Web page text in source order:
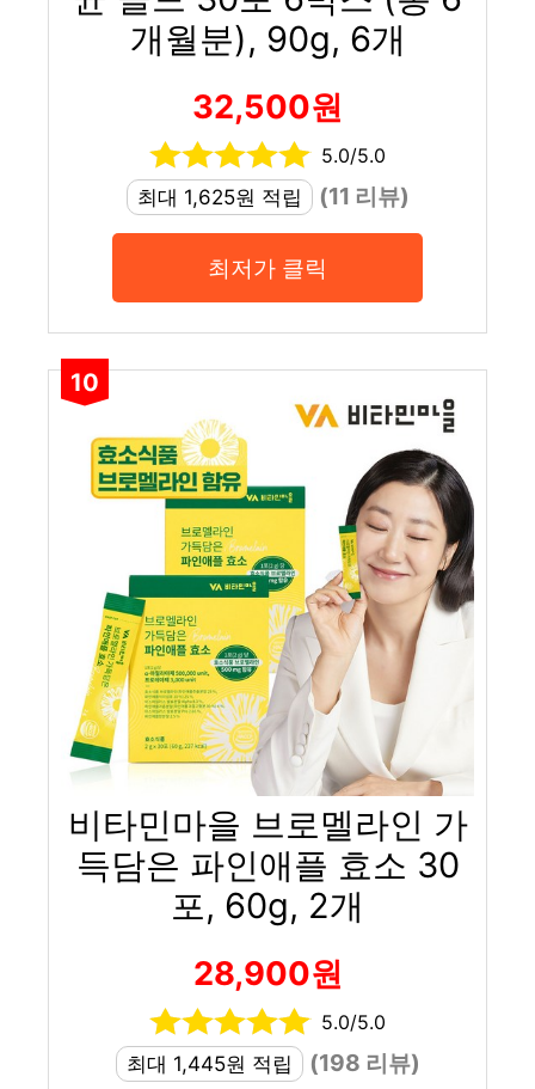
개월분), 90g, 6개
32,500원
5.0/5.0
최대 1,625원 적립
(11 리뷰)
최저가 클릭
10
비타민마을 브로멜라인 가
득담은 파인애플 효소 30
포, 60g, 2개
28,900원
5.0/5.0
최대 1,445원 적립
(198 리뷰)